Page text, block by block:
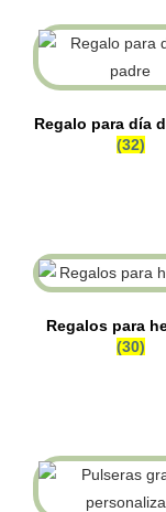
Regalo para día
(32)
Regalos para
(30)